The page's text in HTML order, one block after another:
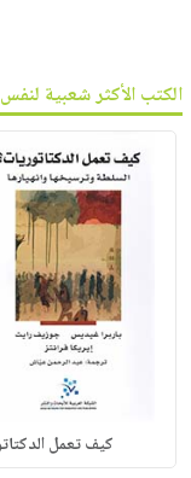
الكتب الأكثر شعبية
كيف تعمل